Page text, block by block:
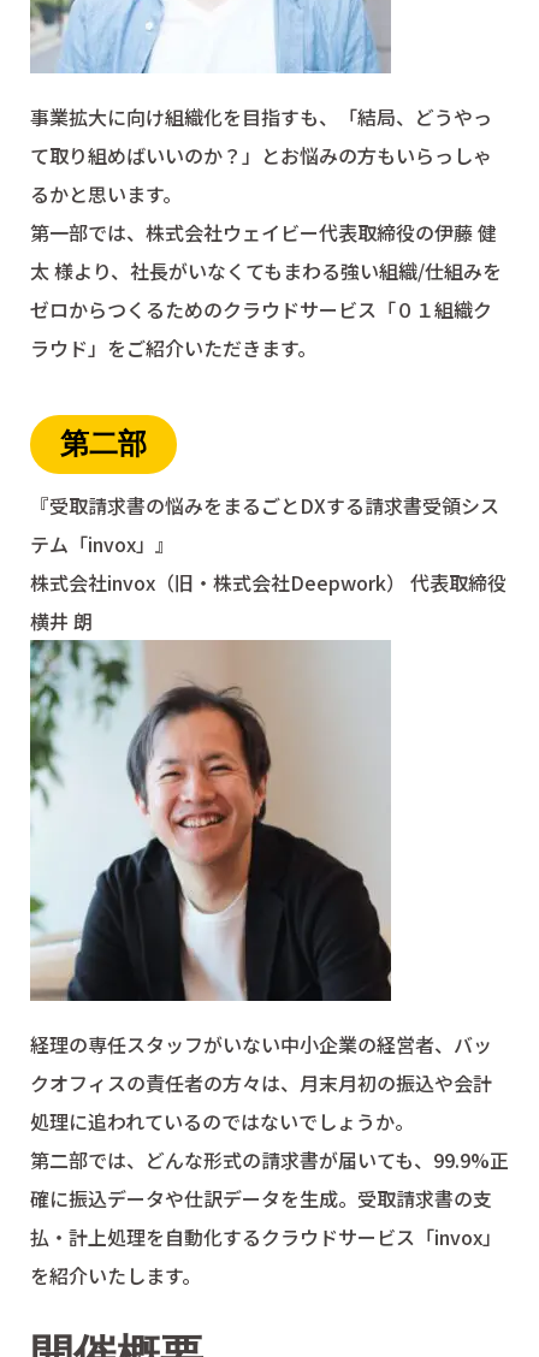
事業拡大に向け組織化を目指すも、「結局、どうやっ
て取り組めばいいのか？」とお悩みの方もいらっしゃ
るかと思います。
第一部では、株式会社ウェイビー代表取締役の伊藤 健
太 様より、社長がいなくてもまわる強い組織/仕組みを
ゼロからつくるためのクラウドサービス「０１組織ク
ラウド」をご紹介いただきます。
第二部
『受取請求書の悩みをまるごとDXする請求書受領シス
テム「invox」』
株式会社invox（旧・株式会社Deepwork） 代表取締役
横井 朗
経理の専任スタッフがいない中小企業の経営者、バッ
クオフィスの責任者の方々は、月末月初の振込や会計
処理に追われているのではないでしょうか。
第二部では、どんな形式の請求書が届いても、99.9%正
確に振込データや仕訳データを生成。受取請求書の支
払・計上処理を自動化するクラウドサービス「invox」
を紹介いたします。